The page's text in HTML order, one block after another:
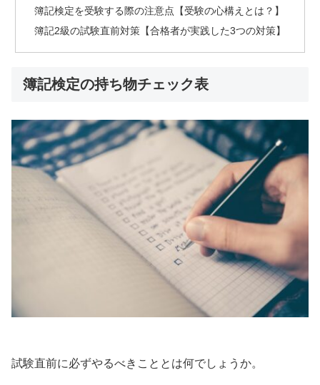
簿記検定を受験する際の注意点【受験の心構えとは？】
簿記2級の試験直前対策【合格者が実践した3つの対策】
簿記検定の持ち物チェック表
試験直前に必ずやるべきこととは何でしょうか。